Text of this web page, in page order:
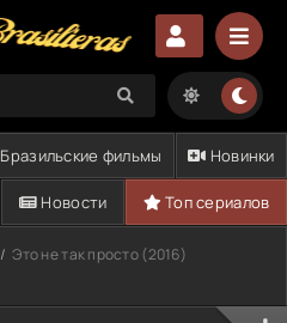
Бразильские фильмы Новинки
Новости Топ сериалов
Это не так просто (2016)